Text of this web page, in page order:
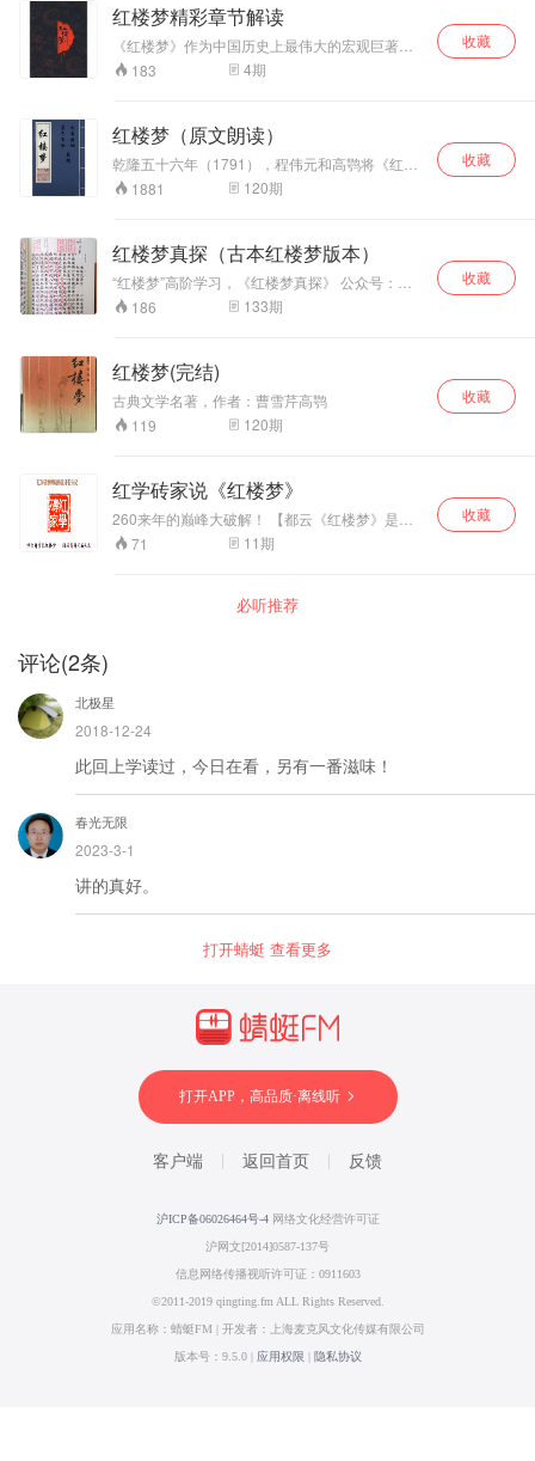
让我们一起开始
《千字文》的朗诵
与解读吧。 《千字
文》和《三字经》
传《千字文》是南
朝的梁武帝为教育
子侄而令周兴嗣所
作。周兴嗣绞尽脑
但当他交稿的时
候，已经两鬓斑
白。 周兴嗣用一千
个不同的汉字，勾
华文化史基本轮
廓，通篇脉络清
晰，辞藻华丽，音
韵谐美，自字引经
据典，读来朗朗上
王世贞称其为“绝妙
文章”。 而今天我
们重读这篇《千字
文》，就如同回到
听他侃侃而谈，一
世、董鄂妃之死等大量的清宫秘史。 本书《赖晓
伟重评石头记》典藏版自2021年出版以来，被众
多红楼梦迷誉为是对《红楼梦》真正的解读，足
以让您领略260年来红学巅峰的奇光，不枉此生
红楼梦精彩章节解读
《红楼梦》作为中国历史上最伟大的宏观巨著，
是白话小说的巅峰，我们选取了书中有联系的章
节，组成了多个精彩系列，同时在播讲时加入个
183 4期
收藏
红楼梦（原文朗读）
乾隆五十六年（1791），程伟元和高鹗将《红楼
梦》前80回与后40回合成一个完整的故事，以木
活字排印出来，书名为《红楼梦》，通称“程甲
1881 120期
收藏
红楼梦真探（古本红楼梦版本）
“红楼梦”高阶学习，《红楼梦真探》​ 公众号：文
艺真探社。 传播红楼梦文化，探究石头记谜团。
一入红楼深似海，从此探佚是日常。 一部分版本
186 133期
收藏
红楼梦(完结)
古典文学名著，作者：曹雪芹高鹗
119
120期
收藏
红学砖家说《红楼梦》
260来年的巅峰大破解！ 【都云《红楼梦》是古
今小说的颠峰之作，却又有几人知道此帖将是
《红楼梦》的颠峰破解？若干年后，此帖将以里
的研究方向。丁酉年闰六月廿一。红学砖家】
71 11期
收藏
必听推荐
评论(2条)
北极星
2018-12-24
此回上学读过，今日在看，另有一番滋味！
春光无限
2023-3-1
讲的真好。
打开蜻蜓 查看更多
打开APP，高品质·离线听
客户端 返回首页 反馈
沪ICP备06026464号-4 网络文化经营许可证
沪网文[2014]0587-137号
信息网络传播视听许可证：0911603
©2011-2019 qingting.fm ALL Rights Reserved.
应用名称：蜻蜓FM | 开发者：上海麦克风文化传媒有限公司
版本号：9.5.0 | 应用权限 | 隐私协议